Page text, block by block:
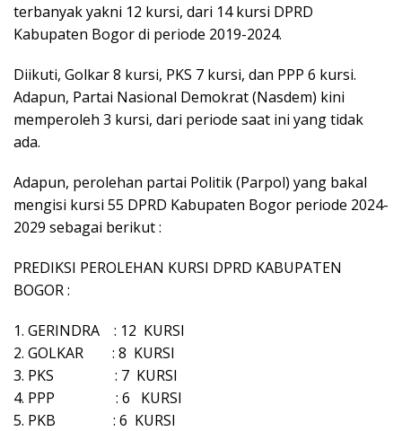
terbanyak yakni 12 kursi, dari 14 kursi DPRD
Kabupaten Bogor di periode 2019-2024.
Diikuti, Golkar 8 kursi, PKS 7 kursi, dan PPP 6 kursi.
Adapun, Partai Nasional Demokrat (Nasdem) kini
memperoleh 3 kursi, dari periode saat ini yang tidak
ada.
Adapun, perolehan partai Politik (Parpol) yang bakal
mengisi kursi 55 DPRD Kabupaten Bogor periode 2024-
2029 sebagai berikut :
PREDIKSI PEROLEHAN KURSI DPRD KABUPATEN
BOGOR :
1. GERINDRA : 12 KURSI
2. GOLKAR : 8 KURSI
3. PKS : 7 KURSI
4. PPP : 6 KURSI
5. PKB : 6 KURSI